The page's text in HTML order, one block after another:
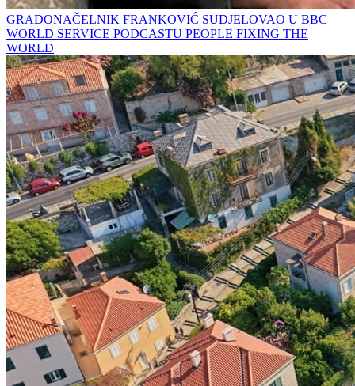
GRADONAČELNIK FRANKOVIĆ SUDJELOVAO U BBC
WORLD SERVICE PODCASTU PEOPLE FIXING THE
WORLD